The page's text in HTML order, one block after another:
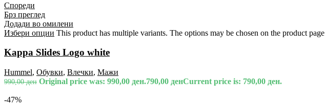
Спореди
Брз преглед
Додади во омилени
Избери опции This product has multiple variants. The options may be chosen on the product page
Kappa Slides Logo white
Hummel, Обувки, Влечки, Мажи
990,00ден Original price was: 990,00 ден.790,00 денCurrent price is: 790,00 ден.
-47%